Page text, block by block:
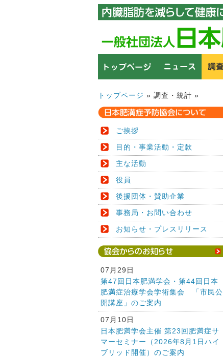
トップページ » 調査・統計 »
ご挨拶
目的・事業活動・定款
主な活動
役員
後援団体・賛助企業
事務局・お問い合わせ
お知らせ・プレスリリース
07月29日
第47回日本肥満学会・第44回日本
肥満症治療学会学術集会 「市民公
開講座」のご案内
07月10日
日本肥満学会主催 第23回肥満症サ
マーセミナー（2026年8月1日ハイ
ブリッド開催）のご案内